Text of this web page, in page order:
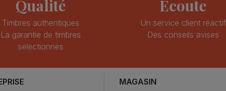
Qualité
Timbres authentiques
La garantie de timbres
sélectionnés
Ecoute
Un service client réactif
Des conseils avisés
MAGASIN